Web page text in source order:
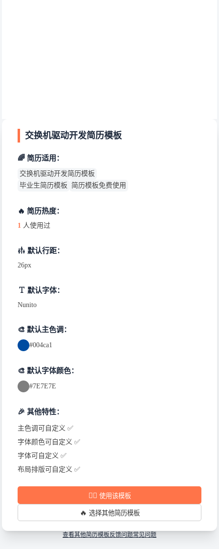
交换机驱动开发简历模板
🌈 简历适用：
交换机驱动开发简历模板
毕业生简历模板
简历模板免费使用
🔥 简历热度：
1 人使用过
默认行距：
26px
默认字体：
Nunito
🎨 默认主色调：
#004ca1
🎨 默认字体颜色：
#7E7E7E
🎉 其他特性：
主色调可自定义 ✅
字体颜色可自定义 ✅
字体可自定义 ✅
布局排版可自定义 ✅
✍🏻 使用该模板
🔥 选择其他简历模板
查看其他简历模板反馈问题常见问题